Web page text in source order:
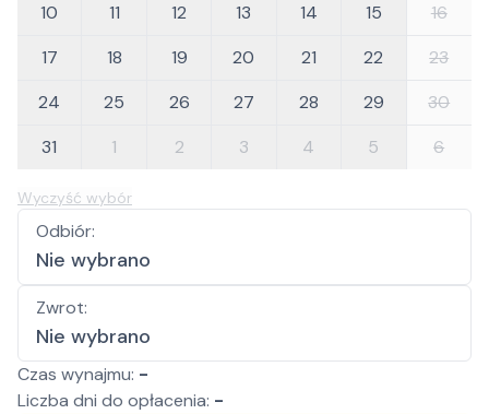
10
11 12 13 14 15
16
17
18 19 20 21 22
23
24
25 26 27 28 29
30
31
1 2 3 4 5 6
Wyczyść wybór
Odbiór:
Nie wybrano
Zwrot:
Nie wybrano
Czas wynajmu: -
Liczba dni do opłacenia: -